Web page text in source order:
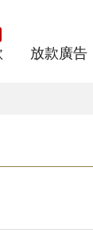
放款廣告